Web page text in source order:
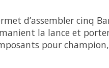
d’assembler cinq
la lance et
pour